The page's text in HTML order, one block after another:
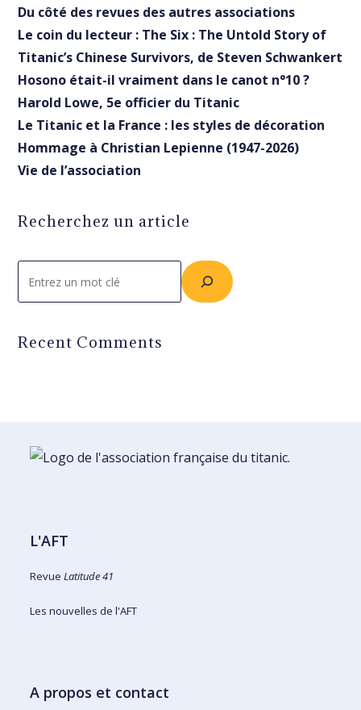
Du côté des revues des autres associations
Le coin du lecteur : The Six : The Untold Story of
Titanic’s Chinese Survivors, de Steven Schwankert
Hosono était-il vraiment dans le canot n°10 ?
Harold Lowe, 5e officier du Titanic
Le Titanic et la France : les styles de décoration
Hommage à Christian Lepienne (1947-2026)
Vie de l’association
Recherchez un article
Recent Comments
L'AFT
RevueLatitude 41
Les nouvelles de l'AFT
A propos et contact